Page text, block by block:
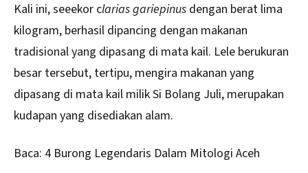
Kali ini, seeekor clarias gariepinus dengan berat lima
kilogram, berhasil dipancing dengan makanan
tradisional yang dipasang di mata kail. Lele berukuran
besar tersebut, tertipu, mengira makanan yang
dipasang di mata kail milik Si Bolang Juli, merupakan
kudapan yang disediakan alam.
Baca: 4 Burong Legendaris Dalam Mitologi Aceh